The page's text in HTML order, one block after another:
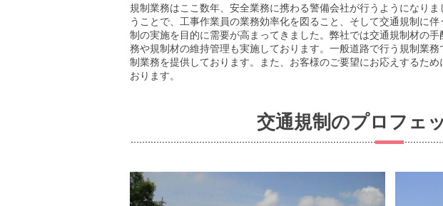
規制業務はここ数年、安全業務に携わる警備会社が行うようになり
うことで、工事作業員の業務効率化を図ること、そして交通規制に
制の実施を目的に需要が高まってきました。弊社では交通規制材の
務や規制材の維持管理も実施しております。一般道路で行う規制業
制業務を提供しております。また、お客様のご要望にお応えするた
おります。
交通規制のプロフェ